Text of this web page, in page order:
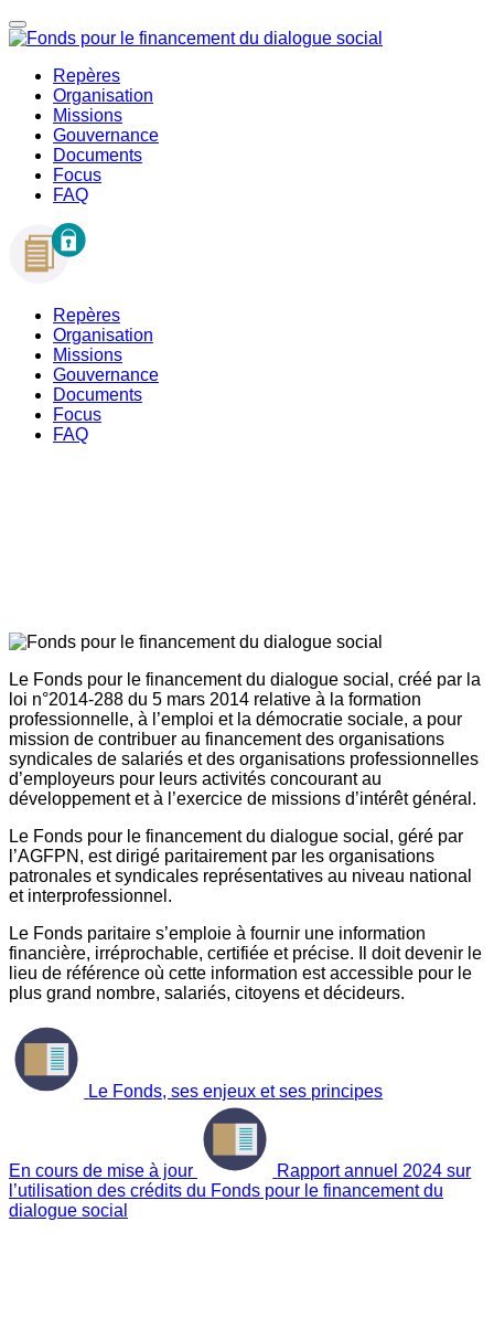
Repères
Organisation
Missions
Gouvernance
Documents
Focus
FAQ
Repères
Organisation
Missions
Gouvernance
Documents
Focus
FAQ
Le Fonds pour le financement du dialogue social, créé par la
loi n°2014-288 du 5 mars 2014 relative à la formation
professionnelle, à l’emploi et la démocratie sociale, a pour
mission de contribuer au financement des organisations
syndicales de salariés et des organisations professionnelles
d’employeurs pour leurs activités concourant au
développement et à l’exercice de missions d’intérêt général.
Le Fonds pour le financement du dialogue social, géré par
l’AGFPN, est dirigé paritairement par les organisations
patronales et syndicales représentatives au niveau national
et interprofessionnel.
Le Fonds paritaire s’emploie à fournir une information
financière, irréprochable, certifiée et précise. Il doit devenir le
lieu de référence où cette information est accessible pour le
plus grand nombre, salariés, citoyens et décideurs.
Le Fonds, ses enjeux et ses principes
En cours de mise à jour
Rapport annuel 2024 sur
l’utilisation des crédits du Fonds pour le financement du
dialogue social